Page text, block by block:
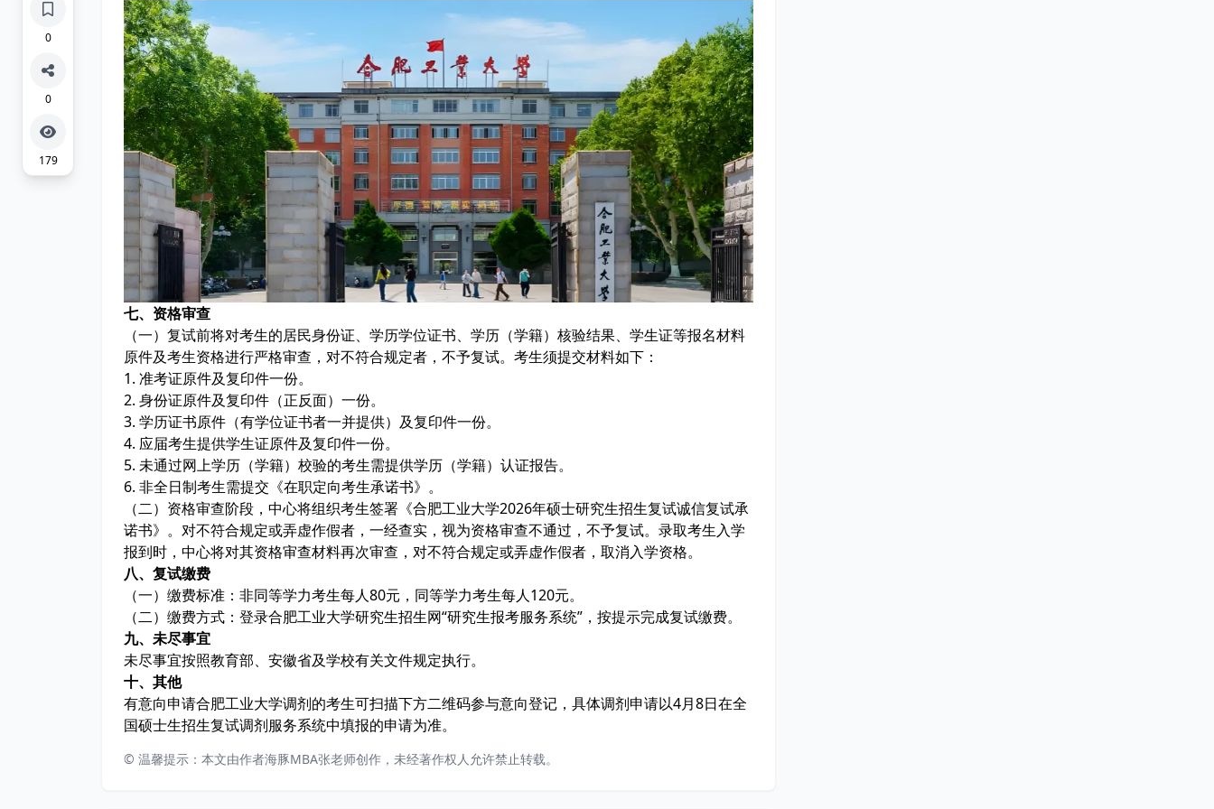
七、资格审查
（一）复试前将对考生的居民身份证、学历学位证书、学历（学籍）核验结果、学生证等报名材料
原件及考生资格进行严格审查，对不符合规定者，不予复试。考生须提交材料如下：
1. 准考证原件及复印件一份。
2. 身份证原件及复印件（正反面）一份。
3. 学历证书原件（有学位证书者一并提供）及复印件一份。
4. 应届考生提供学生证原件及复印件一份。
5. 未通过网上学历（学籍）校验的考生需提供学历（学籍）认证报告。
6. 非全日制考生需提交《在职定向考生承诺书》。
（二）资格审查阶段，中心将组织考生签署《合肥工业大学2026年硕士研究生招生复试诚信复试承
诺书》。对不符合规定或弄虚作假者，一经查实，视为资格审查不通过，不予复试。录取考生入学
报到时，中心将对其资格审查材料再次审查，对不符合规定或弄虚作假者，取消入学资格。
八、复试缴费
（一）缴费标准：非同等学力考生每人80元，同等学力考生每人120元。
（二）缴费方式：登录合肥工业大学研究生招生网“研究生报考服务系统”，按提示完成复试缴费。
九、未尽事宜
未尽事宜按照教育部、安徽省及学校有关文件规定执行。
十、其他
有意向申请合肥工业大学调剂的考生可扫描下方二维码参与意向登记，具体调剂申请以4月8日在全
国硕士生招生复试调剂服务系统中填报的申请为准。
© 温馨提示：本文由作者海豚MBA张老师创作，未经著作权人允许禁止转载。
0
0
179